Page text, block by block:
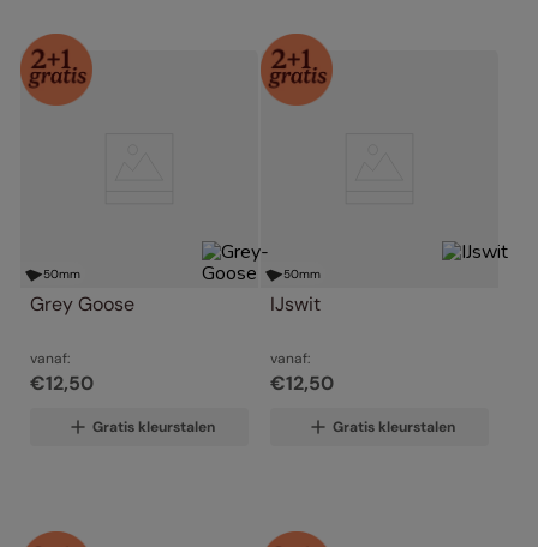
50mm
Grey Goose
vanaf:
€12,50
Gratis kleurstalen
50mm
IJswit
vanaf:
€12,50
Gratis kleurstalen